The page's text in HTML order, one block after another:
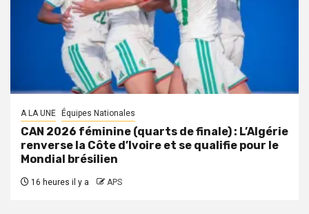
A LA UNE Équipes Nationales
CAN 2026 féminine (quarts de finale) : L’Algérie
renverse la Côte d’Ivoire et se qualifie pour le
Mondial brésilien
16 heures il y a APS